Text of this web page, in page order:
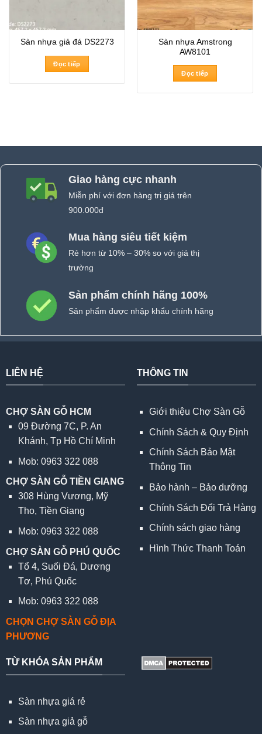
Sàn nhựa giả đá DS2273
Đọc tiếp
Sàn nhựa Amstrong
AW8101
Đọc tiếp
Giao hàng cực nhanh
Miễn phí với đơn hàng trị giá trên
900.000đ
Mua hàng siêu tiết kiệm
Rẻ hơn từ 10% – 30% so với giá thị
trường
Sản phẩm chính hãng 100%
Sản phẩm được nhập khẩu chính hãng
LIÊN HỆ
CHỢ SÀN GỖ HCM
09 Đường 7C, P. An
Khánh, Tp Hồ Chí Minh
Mob: 0963 322 088
CHỢ SÀN GỖ TIỀN GIANG
308 Hùng Vương, Mỹ
Tho, Tiền Giang
Mob: 0963 322 088
CHỢ SÀN GỖ PHÚ QUỐC
Tổ 4, Suối Đá, Dương
Tơ, Phú Quốc
Mob: 0963 322 088
CHỌN CHỢ SÀN GỖ ĐỊA
PHƯƠNG
THÔNG TIN
Giới thiệu Chợ Sàn Gỗ
Chính Sách & Quy Định
Chính Sách Bảo Mật
Thông Tin
Bảo hành – Bảo dưỡng
Chính Sách Đổi Trả Hàng
Chính sách giao hàng
Hình Thức Thanh Toán
TỪ KHÓA SẢN PHẨM
Sàn nhựa giá rẻ
Sàn nhựa giả gỗ